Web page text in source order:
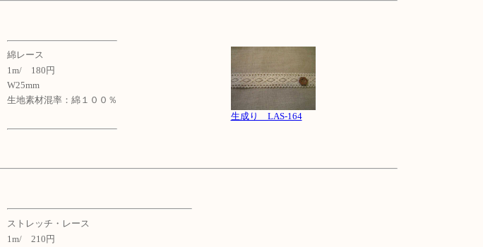
綿レース
1m/ 180円
W25mm
生地素材混率：綿１００％
生成り LAS-164
ストレッチ・レース
1m/ 210円